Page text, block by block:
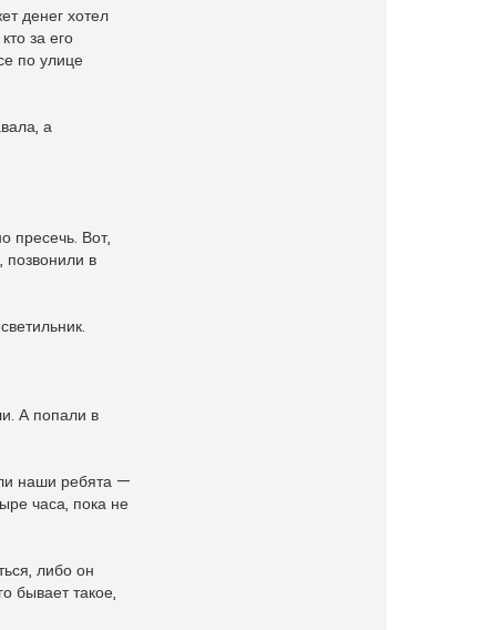
денег хотел
за его
по улице
а
пресечь. Вот,
в
А попали в
наши ребята —
часа, пока не
либо он
бывает такое,